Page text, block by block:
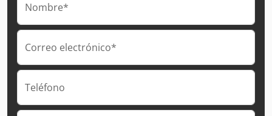
Nombre*
Correo electrónico*
Teléfono